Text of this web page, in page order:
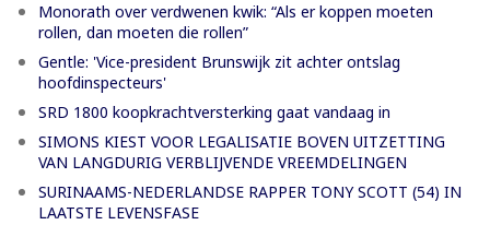
Monorath over verdwenen kwik: “Als er koppen moeten
rollen, dan moeten die rollen”
Gentle: 'Vice-president Brunswijk zit achter ontslag
hoofdinspecteurs'
SRD 1800 koopkrachtversterking gaat vandaag in
SIMONS KIEST VOOR LEGALISATIE BOVEN UITZETTING
VAN LANGDURIG VERBLIJVENDE VREEMDELINGEN
SURINAAMS-NEDERLANDSE RAPPER TONY SCOTT (54) IN
LAATSTE LEVENSFASE